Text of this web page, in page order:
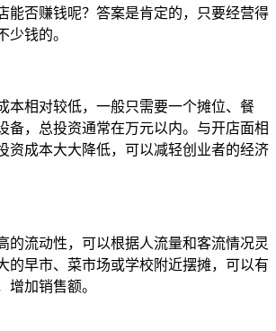
能否赚钱呢？答案是肯定的，只要经营得
少钱的。
本相对较低，一般只需要一个摊位、餐
备，总投资通常在万元以内。与开店面相
资成本大大降低，可以减轻创业者的经济
的流动性，可以根据人流量和客流情况灵
的早市、菜市场或学校附近摆摊，可以有
增加销售额。